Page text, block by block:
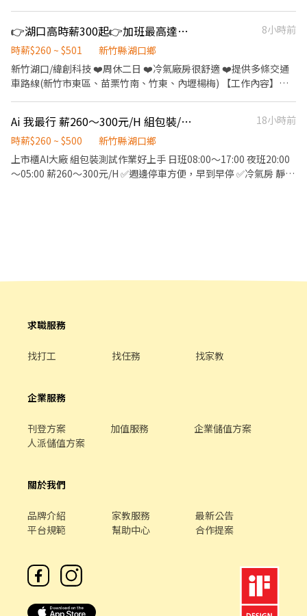
300/H 休六日8H不加班➜【$52,800】 休六日8H+2H➜【$70,408】
配合休假加班最高可達【$85,000】 【公司額外福利】 提供多條交
通車路線(新竹市東區、苗栗竹南、竹東、內壢楊梅) ▬▬▬▬▬★
快速應徵★▬▬▬▬▬ 為了加速應徵，可先點選以下連結註冊完成
履歷，盡快協助安排書審! https://reurl.cc/EVRZva ☞ʟɪɴᴇ :
@739opaew https://reurl.cc/3KY5AR ☞留下姓名+電話+應徵職缺
截圖畫面
二、週五｜時薪 250 ・青草湖夜市（東區）｜週三｜時薪 250 ・湖
口夜市（湖口鄉）｜週四｜時薪 250 ・新竹假日花市（東區）｜週
六日白天 11:00–18:00｜時薪 250 ・竹北夜市（竹北市）｜週六日
｜時薪 250 ……更多場地無法列舉，請見諒。 🎯 第一次上場不用怕
新竹是我們剛開的新區，由駐地主管親自帶。新人第一次上場會有
越跑越順、賺得越多。 🚇 交通：湖口老街商圈旁，湖口、新豐、楊
梅過來都方便。 班表上沒有列出的夜市或場地也能報名嗎？當然可
以！新竹、竹北、湖口、新豐周邊只要你跑得到的夜市、商圈、活
動、市集，都歡迎主動提出來，談得下來的場地我們就直接開班給
你跑。 🌟 工作亮點 ・自主報班制：班表自己挑，想跑幾天就跑幾
都歡迎。 ・新手試作：初次報班請註明「新人」，時段先抓 1～2
供，自己不用準備任何東西，也不用先付任何費用。 ・全台皆有團
屏都有據點，搬家或回鄉也能繼續跑，不用重新應徵。 📝 面試怎麼
班，不勉強。 有興趣直接留言或私訊，會有專人跟你說明面試流
👉湖口高時薪300起👉加班最高達【85,000】AI電子大廠#緯JS
8小時前
時薪$260 ~ $501
新竹縣湖口鄉
新竹湖口/緯創科技 ❤️周休二日 ❤️冷氣廠房很舒適 ❤️提供多條交通
車路線(新竹市東區、苗栗竹南、竹東、內壢楊梅) 【工作內容】依
機、英文介面、備料 3. 維修物料:解鎖螺絲/清潔散熱膏、上下物
料、掃二維碼分類、電子顯微鏡目檢、元件清潔、GPU/CPU 除錫除
膠 *實際工作內容依過往工作經驗及技能由主管分配 【工作地
點】：新竹縣湖口鄉工業三路/光復北路 周休二日制： ▶ 日班｜
08:00-17:00，夜班20:00-05:00 【時間.薪資計算】： 日班：08:00
竹東、內壢楊梅) ---------------------------------------------------
Ai 我最行 薪260～300元/H 組包裝/測試作業好上手 就等你來？
18小時前
時薪$260 ~ $500
新竹縣湖口鄉
上市櫃AI大廠 組包裝測試作業好上手 日班08:00～17:00 夜班20:00
～05:00 薪260～300元/H ✅️週邊停車方便，早到早停 ✅️冷氣房 靜電
求職服務
找打工 找任務 找家教
企業服務
刊登方案 加值服務
企業儲值方案
人派儲值方案
關於我們
品牌介紹 家教服務
最新公告
平台規範
幫助中心 合作提案